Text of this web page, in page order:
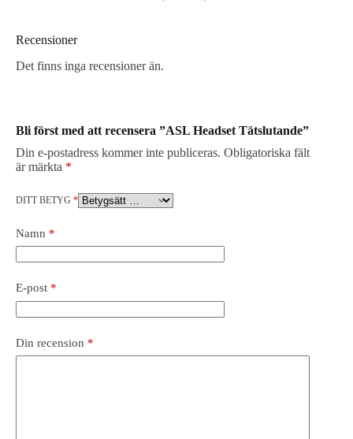
Recensioner
Det finns inga recensioner än.
Bli först med att recensera ”ASL Headset Tätslutande”
Din e-postadress kommer inte publiceras. Obligatoriska fält
är märkta *
DITT BETYG *
Namn *
E-post *
Din recension *